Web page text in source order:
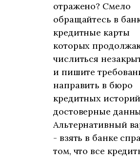
отражено? Смело
обращайтесь в
кредитные карты
которых
числиться
и пишите
направить в бюро
кредитных историй
достоверные
Альтернативный
- взять в банке
том, что все